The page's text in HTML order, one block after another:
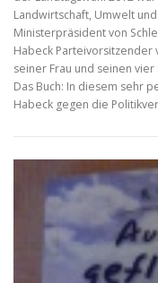
Landwirtschaft, Umwelt
Ministerpräsident von
Habeck Parteivorsitzender
seiner Frau und seinen vier
Das Buch: In diesem sehr
Habeck gegen die